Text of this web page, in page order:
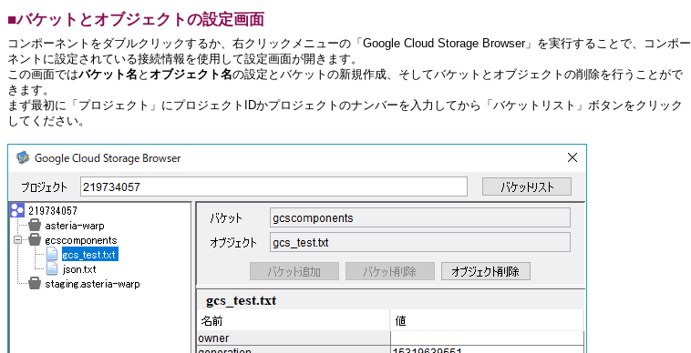
■バケットとオブジェクトの設定画面
コンポーネントをダブルクリックするか、右クリックメニューの「Google Cloud Storage Browser」を実行することで、コンポー
ネントに設定されている接続情報を使用して設定画面が開きます。
この画面ではバケット名 と オブジェクト名の設定とバケットの新規作成、そしてバケットとオブジェクトの削除を行うことがで
きます。
まず最初に「プロジェクト」にプロジェクトIDかプロジェクトのナンバーを入力してから「バケットリスト」ボタンをクリック
してください。